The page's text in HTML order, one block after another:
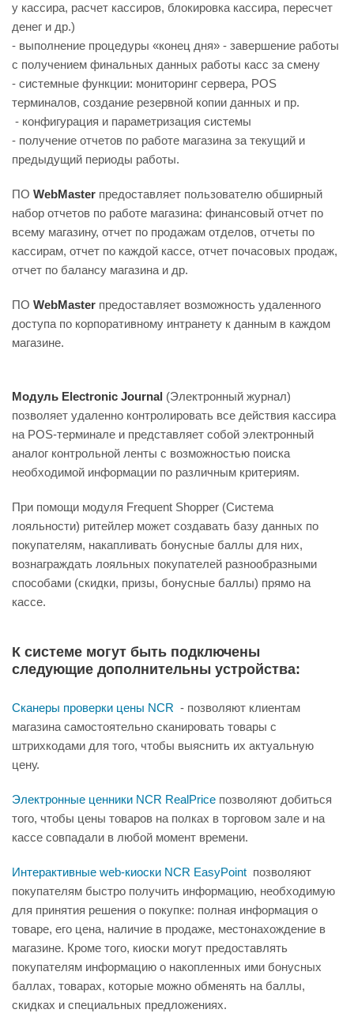
у кассира, расчет кассиров, блокировка кассира, пересчет
денег и др.)
- выполнение процедуры «конец дня» - завершение работы
с получением финальных данных работы касс за смену
- системные функции: мониторинг сервера, POS
терминалов, создание резервной копии данных и пр.
- конфигурация и параметризация системы
- получение отчетов по работе магазина за текущий и
предыдущий периоды работы.
ПО WebMaster предоставляет пользователю обширный
набор отчетов по работе магазина: финансовый отчет по
всему магазину, отчет по продажам отделов, отчеты по
кассирам, отчет по каждой кассе, отчет почасовых продаж,
отчет по балансу магазина и др.
ПО WebMaster предоставляет возможность удаленного
доступа по корпоративному интранету к данным в каждом
магазине.
Модуль Electronic Journal (Электронный журнал)
позволяет удаленно контролировать все действия кассира
на POS-терминале и представляет собой электронный
аналог контрольной ленты с возможностью поиска
необходимой информации по различным критериям.
При помощи модуля Frequent Shopper (Система
лояльности) ритейлер может создавать базу данных по
покупателям, накапливать бонусные баллы для них,
вознаграждать лояльных покупателей разнообразными
способами (скидки, призы, бонусные баллы) прямо на
кассе.
К системе могут быть подключены
следующие дополнительны устройства:
Сканеры проверки цены NCR - позволяют клиентам
магазина самостоятельно сканировать товары с
штрихкодами для того, чтобы выяснить их актуальную
цену.
Электронные ценники NCR RealPrice позволяют добиться
того, чтобы цены товаров на полках в торговом зале и на
кассе совпадали в любой момент времени.
Интерактивные web-киоски NCR EasyPoint позволяют
покупателям быстро получить информацию, необходимую
для принятия решения о покупке: полная информация о
товаре, его цена, наличие в продаже, местонахождение в
магазине. Кроме того, киоски могут предоставлять
покупателям информацию о накопленных ими бонусных
баллах, товарах, которые можно обменять на баллы,
скидках и специальных предложениях.